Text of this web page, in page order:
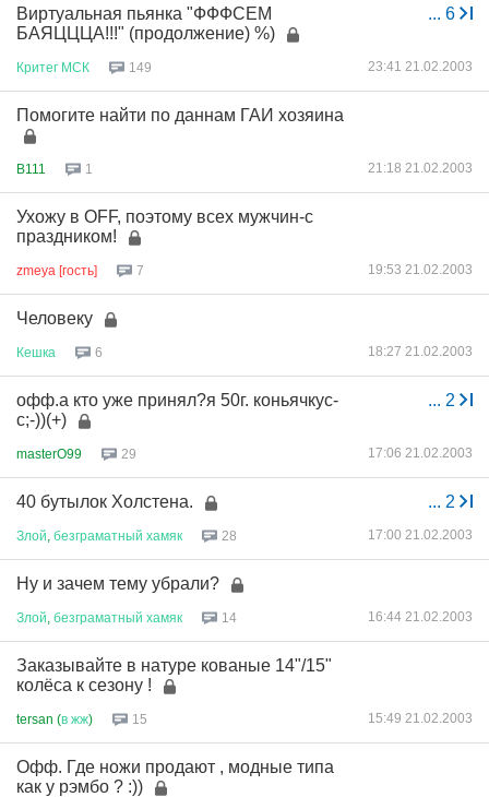
... 6
Виртуальная пьянка "ФФФСЕМ
БАЯЦЦЦА!!!" (продолжение) %)
Критег МСК 149 23:41 21.02.2003
Помогите найти по даннам ГАИ хозяина
B111 1 21:18 21.02.2003
Ухожу в OFF, поэтому всех мужчин-с
праздником!
zmeya [гость] 7 19:53 21.02.2003
Человеку
Кешка 6 18:27 21.02.2003
... 2
офф.а кто уже принял?я 50г. коньячкус-
с;-))(+)
masterO99 29 17:06 21.02.2003
... 2
40 бутылок Холстена.
Злой безграматный хамяк 28 17:00 21.02.2003
Ну и зачем тему убрали?
Злой безграматный хамяк 14 16:44 21.02.2003
Заказывайте в натуре кованые 14"/15"
колёса к сезону !
tersan (в жж) 15 15:49 21.02.2003
Офф. Где ножи продают , модные типа
как у рэмбо ? :))